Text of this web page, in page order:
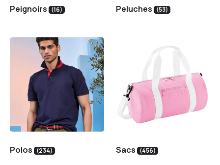
Peignoirs (16) Peluches (53)
Polos (234) Sacs (456)